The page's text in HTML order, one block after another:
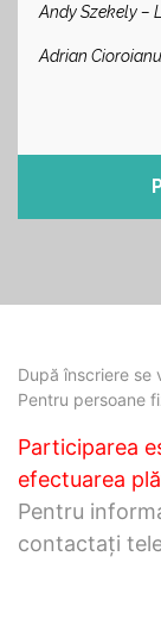
Andy Szekely –
Adrian
După înscriere
Pentru persoane
Participarea
efectuarea
Pentru
contactați